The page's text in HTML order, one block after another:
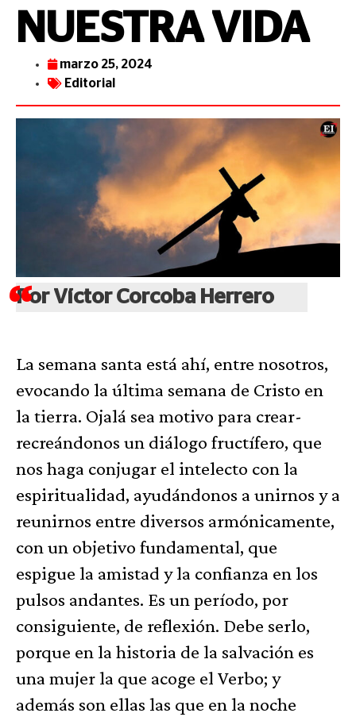
NUESTRA VIDA
marzo 25, 2024
Editorial
Por Víctor Corcoba Herrero
La semana santa está ahí, entre nosotros,
evocando la última semana de Cristo en
la tierra. Ojalá sea motivo para crear-
recreándonos un diálogo fructífero, que
nos haga conjugar el intelecto con la
espiritualidad, ayudándonos a unirnos y a
reunirnos entre diversos armónicamente,
con un objetivo fundamental, que
espigue la amistad y la confianza en los
pulsos andantes. Es un período, por
consiguiente, de reflexión. Debe serlo,
porque en la historia de la salvación es
una mujer la que acoge el Verbo; y
además son ellas las que en la noche